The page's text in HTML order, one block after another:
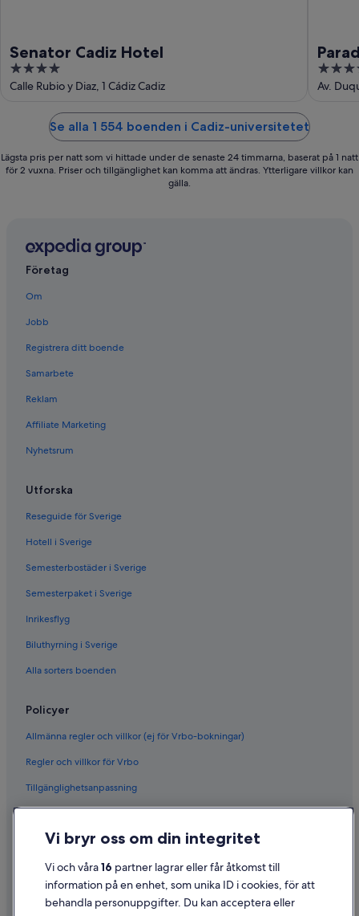
Senator Cadiz Hotel
4
out
Calle Rubio y Diaz, 1 Cádiz Cadiz
4
out
Av.
Se alla 1 554 boenden i Cadiz-universitetet
Lägsta pris per natt som vi hittade under de senaste 24 timmarna, baserat på 1 natt
för 2 vuxna. Priser och tillgänglighet kan komma att ändras. Ytterligare villkor kan
gälla.
Företag
Om
Jobb
Registrera ditt boende
Samarbete
Reklam
Affiliate Marketing
Nyhetsrum
Utforska
Reseguide för Sverige
Hotell i Sverige
Semesterbostäder i Sverige
Semesterpaket i Sverige
Inrikesflyg
Biluthyrning i Sverige
Alla sorters boenden
Policyer
Allmänna regler och villkor (ej för Vrbo-bokningar)
Regler och villkor för Vrbo
Tillgänglighetsanpassning
Cookies
Användarvillkor
Juridisk information/Kontakta oss
Vi bryr oss om din integritet
Vi och våra16 partner lagrar eller får åtkomst till
information på en enhet, som unika ID i cookies, för att
behandla personuppgifter. Du kan acceptera eller